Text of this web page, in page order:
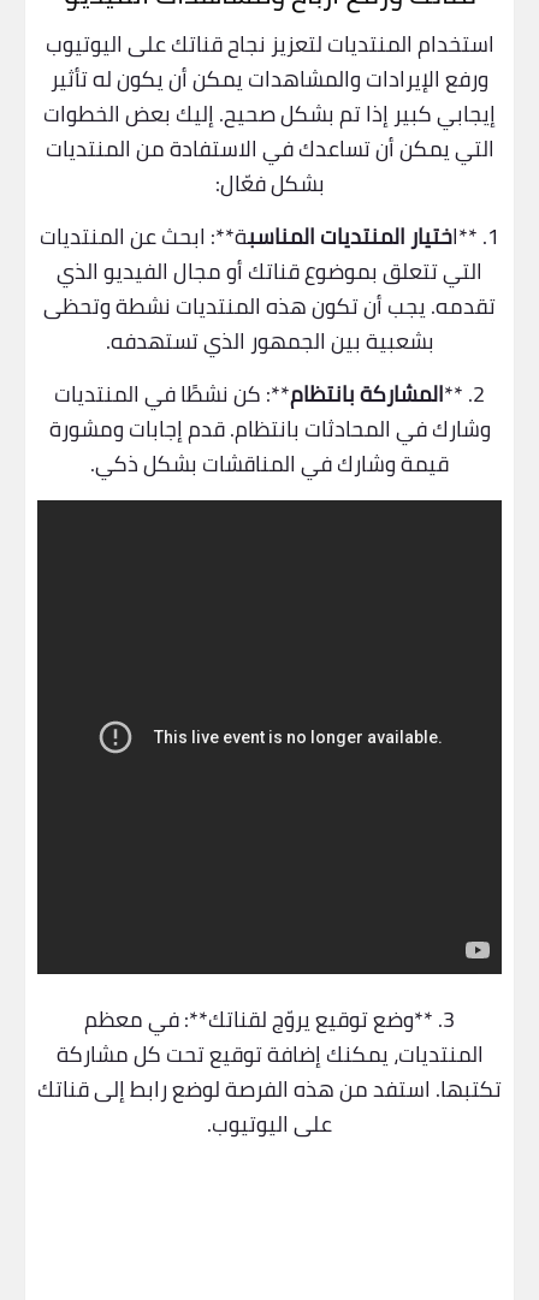
استخدام المنتديات لتعزيز نجاح قناتك على اليوتيوب
ورفع الإيرادات والمشاهدات يمكن أن يكون له تأثير
إيجابي كبير إذا تم بشكل صحيح. إليك بعض الخطوات
التي يمكن أن تساعدك في الاستفادة من المنتديات
بشكل فعّال:
1. **ا
ختيار المنتديات المناسبة**: ابحث عن المنتديات
التي تتعلق بموضوع قناتك أو مجال الفيديو الذي
تقدمه. يجب أن تكون هذه المنتديات نشطة وتحظى
بشعبية بين الجمهور الذي تستهدفه.
2. **
المشاركة بانتظام**: كن نشطًا في المنتديات
وشارك في المحادثات بانتظام. قدم إجابات ومشورة
قيمة وشارك في المناقشات بشكل ذكي.
3. **وضع توقيع يروّج لقناتك**: في معظم
المنتديات، يمكنك إضافة توقيع تحت كل مشاركة
تكتبها. استفد من هذه الفرصة لوضع رابط إلى قناتك
على اليوتيوب.